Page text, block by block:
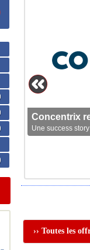
Concentrix
Une success
›› Toutes les